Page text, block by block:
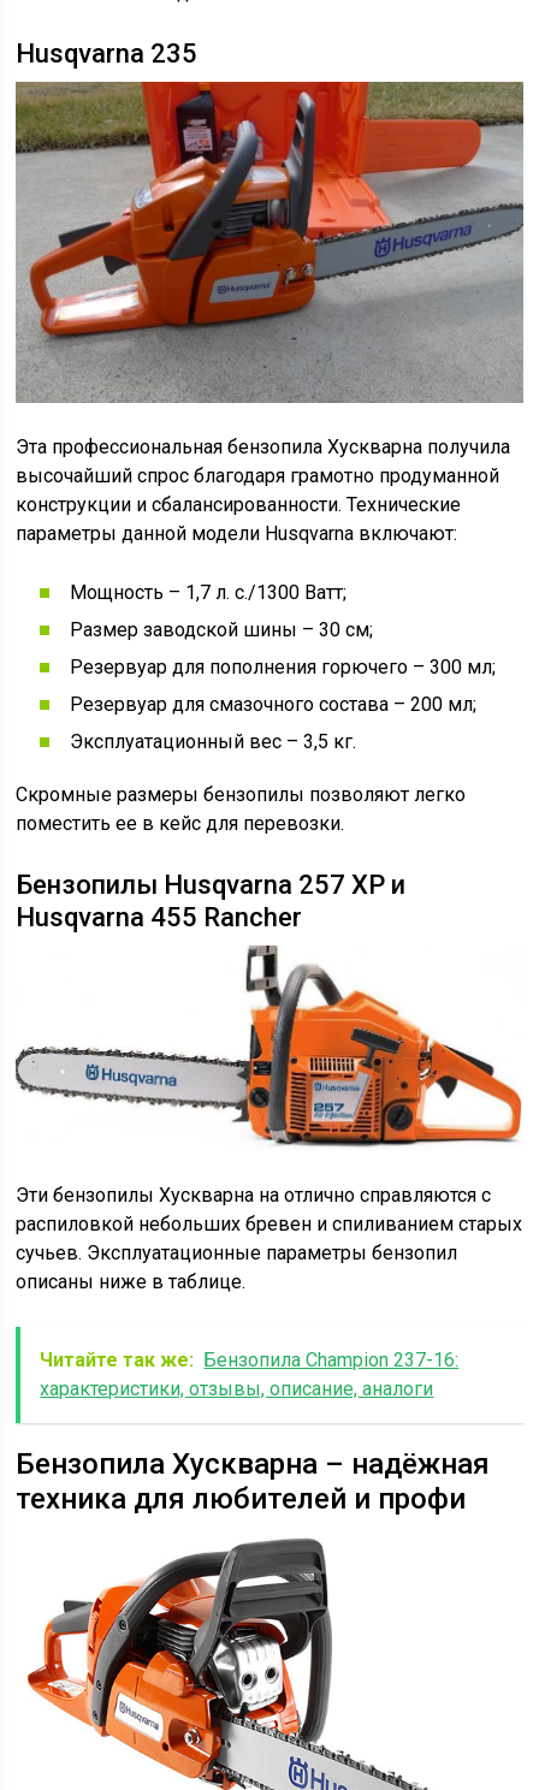
Husqvarna 235
Эта профессиональная бензопила Хускварна получила
высочайший спрос благодаря грамотно продуманной
конструкции и сбалансированности. Технические
параметры данной модели Husqvarna включают:
Мощность – 1,7 л. с./1300 Ватт;
Размер заводской шины – 30 см;
Резервуар для пополнения горючего – 300 мл;
Резервуар для смазочного состава – 200 мл;
Эксплуатационный вес – 3,5 кг.
Скромные размеры бензопилы позволяют легко
поместить ее в кейс для перевозки.
Бензопилы Husqvarna 257 XP и
Husqvarna 455 Rancher
Эти бензопилы Хускварна на отлично справляются с
распиловкой небольших бревен и спиливанием старых
сучьев. Эксплуатационные параметры бензопил
описаны ниже в таблице.
Читайте так же: Бензопила Champion 237-16:
характеристики, отзывы, описание, аналоги
Бензопила Хускварна – надёжная
техника для любителей и профи